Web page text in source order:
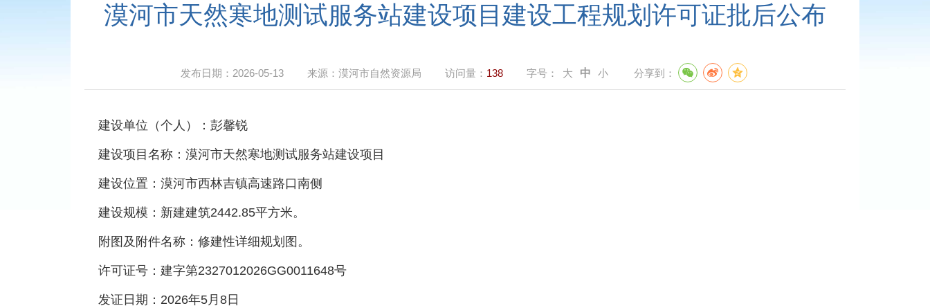
漠河市天然寒地测试服务站建设项目建设工程规划许可证批后公布
发布日期： 2026-05-13 来源： 漠河市自然资源局 访问量： 138 字号： 大 中 小 分享到：
建设单位（个人）：彭馨锐
建设项目名称：漠河市天然寒地测试服务站建设项目
建设位置：漠河市西林吉镇高速路口南侧
建设规模：新建建筑2442.85平方米。
附图及附件名称：修建性详细规划图。
许可证号：建字第2327012026GG0011648号
发证日期：2026年5月8日